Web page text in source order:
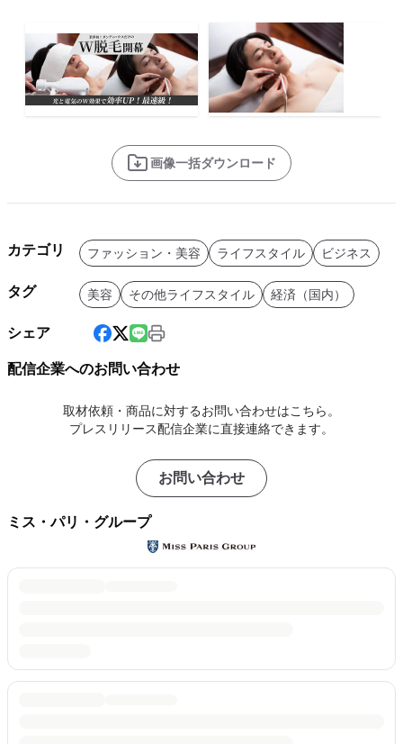
画像一括ダウンロード
カテゴリ ファッション・美容 ライフスタイル ビジネス
タグ 美容 その他ライフスタイル 経済（国内）
シェア
配信企業へのお問い合わせ
取材依頼・商品に対するお問い合わせはこちら。
プレスリリース配信企業に直接連絡できます。
お問い合わせ
ミス・パリ・グループ